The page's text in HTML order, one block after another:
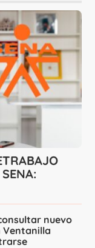
nuevo
Ventanilla